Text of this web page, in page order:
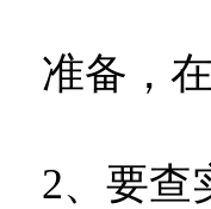
准备，
2、要查